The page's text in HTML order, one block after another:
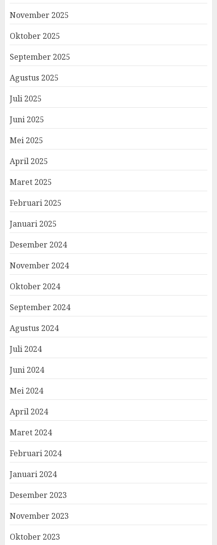
November 2025
Oktober 2025
September 2025
Agustus 2025
Juli 2025
Juni 2025
Mei 2025
April 2025
Maret 2025
Februari 2025
Januari 2025
Desember 2024
November 2024
Oktober 2024
September 2024
Agustus 2024
Juli 2024
Juni 2024
Mei 2024
April 2024
Maret 2024
Februari 2024
Januari 2024
Desember 2023
November 2023
Oktober 2023